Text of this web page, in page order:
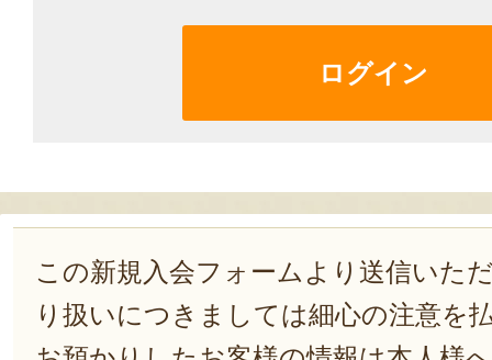
ログイン
この新規入会フォームより送信いた
り扱いにつきましては細心の注意を